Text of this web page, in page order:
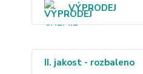
VÝPRODEJ
II. jakost - rozbaleno